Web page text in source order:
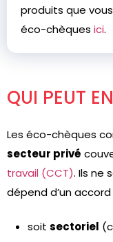
produits que
éco-chèques ici.
QUI PEUT
Les éco-chèques
secteur privé
travail (CCT). Ils ne
dépend d’un accord
soit sectoriel